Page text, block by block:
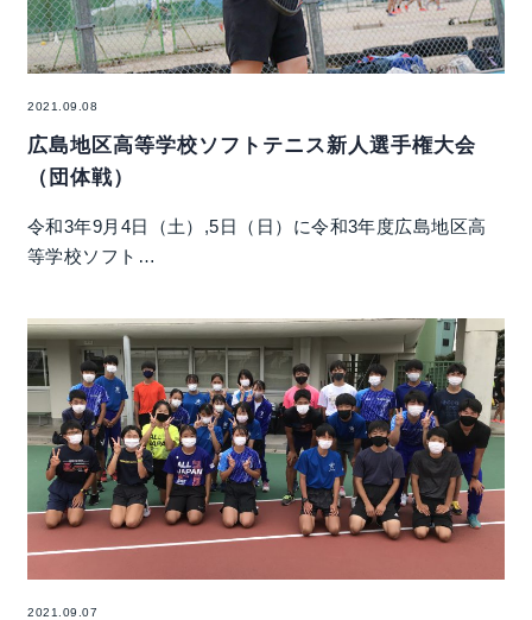
2021.09.08
広島地区高等学校ソフトテニス新人選手権大会
（団体戦）
令和3年9月4日（土）,5日（日）に令和3年度広島地区高
等学校ソフト…
2021.09.07